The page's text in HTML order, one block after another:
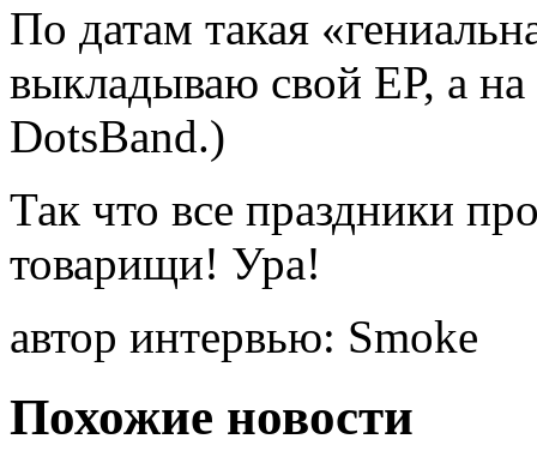
По датам такая
выкладываю свой ЕР, а
DotsBand.)
Так что все праздники
товарищи! Ура!
автор интервью: Smoke
Похожие новости